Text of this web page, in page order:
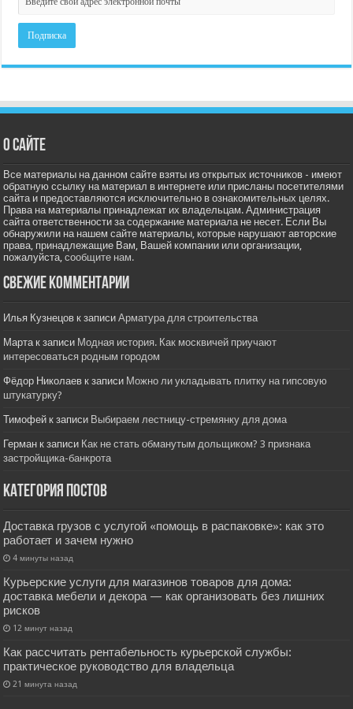
О сайте
Все материалы на данном сайте взяты из открытых источников - имеют
обратную ссылку на материал в интернете или присланы посетителями
сайта и предоставляются исключительно в ознакомительных целях.
Права на материалы принадлежат их владельцам. Администрация
сайта ответственности за содержание материала не несет. Если Вы
обнаружили на нашем сайте материалы, которые нарушают авторские
права, принадлежащие Вам, Вашей компании или организации,
пожалуйста,сообщите нам.
Свежие комментарии
Илья Кузнецов к записиАрматура для строительства
Марта к записи Модная история. Как москвичей приучают
интересоваться родным городом
Фёдор Николаев к записи Можно ли укладывать плитку на гипсовую
штукатурку?
Тимофей к записи Выбираем лестницу-стремянку для дома
Герман к записи Как не стать обманутым дольщиком? 3 признака
застройщика-банкрота
Категория постов
Доставка грузов с услугой «помощь в распаковке»: как это
работает и зачем нужно
4 минуты назад
Курьерские услуги для магазинов товаров для дома:
доставка мебели и декора — как организовать без лишних
рисков
12 минут назад
Как рассчитать рентабельность курьерской службы:
практическое руководство для владельца
21 минута назад